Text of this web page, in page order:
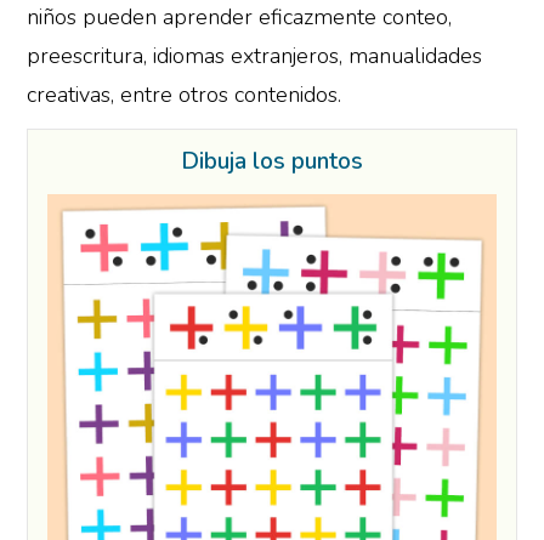
niños pueden aprender eficazmente conteo,
preescritura, idiomas extranjeros, manualidades
creativas, entre otros contenidos.
Dibuja los puntos